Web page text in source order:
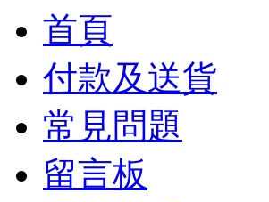
首頁
付款及送貨
常見問題
留言板